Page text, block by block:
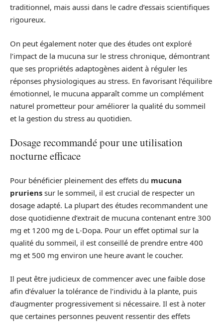
traditionnel, mais aussi dans le cadre d’essais scientifiques
rigoureux.
On peut également noter que des études ont exploré
l’impact de la mucuna sur le stress chronique, démontrant
que ses propriétés adaptogènes aident à réguler les
réponses physiologiques au stress. En favorisant l’équilibre
émotionnel, le mucuna apparaît comme un complément
naturel prometteur pour améliorer la qualité du sommeil
et la gestion du stress au quotidien.
Dosage recommandé pour une utilisation
nocturne efficace
Pour bénéficier pleinement des effets du mucuna
pruriens sur le sommeil, il est crucial de respecter un
dosage adapté. La plupart des études recommandent une
dose quotidienne d’extrait de mucuna contenant entre 300
mg et 1200 mg de L-Dopa. Pour un effet optimal sur la
qualité du sommeil, il est conseillé de prendre entre 400
mg et 500 mg environ une heure avant le coucher.
Il peut être judicieux de commencer avec une faible dose
afin d’évaluer la tolérance de l’individu à la plante, puis
d’augmenter progressivement si nécessaire. Il est à noter
que certaines personnes peuvent ressentir des effets